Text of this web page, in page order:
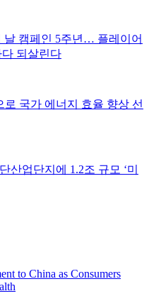
날 캠페인 5주년… 플레이어
되살린다
로 국가 에너지 효율 향상 선
산업단지에 1.2조 규모 ‘미
to China as Consumers